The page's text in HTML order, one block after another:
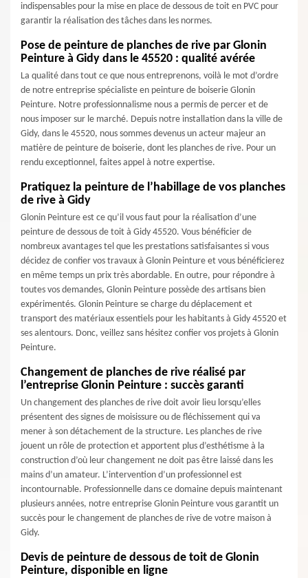
indispensables pour la mise en place de dessous de toit en PVC pour
garantir la réalisation des tâches dans les normes.
Pose de peinture de planches de rive par Glonin
Peinture à Gidy dans le 45520 : qualité avérée
La qualité dans tout ce que nous entreprenons, voilà le mot d’ordre
de notre entreprise spécialiste en peinture de boiserie Glonin
Peinture. Notre professionnalisme nous a permis de percer et de
nous imposer sur le marché. Depuis notre installation dans la ville de
Gidy, dans le 45520, nous sommes devenus un acteur majeur an
matière de peinture de boiserie, dont les planches de rive. Pour un
rendu exceptionnel, faites appel à notre expertise.
Pratiquez la peinture de l’habillage de vos planches
de rive à Gidy
Glonin Peinture est ce qu’il vous faut pour la réalisation d’une
peinture de dessous de toit à Gidy 45520. Vous bénéficier de
nombreux avantages tel que les prestations satisfaisantes si vous
décidez de confier vos travaux à Glonin Peinture et vous bénéficierez
en même temps un prix très abordable. En outre, pour répondre à
toutes vos demandes, Glonin Peinture possède des artisans bien
expérimentés. Glonin Peinture se charge du déplacement et
transport des matériaux essentiels pour les habitants à Gidy 45520 et
ses alentours. Donc, veillez sans hésitez confier vos projets à Glonin
Peinture.
Changement de planches de rive réalisé par
l’entreprise Glonin Peinture : succès garanti
Un changement des planches de rive doit avoir lieu lorsqu’elles
présentent des signes de moisissure ou de fléchissement qui va
mener à son détachement de la structure. Les planches de rive
jouent un rôle de protection et apportent plus d’esthétisme à la
construction d’où leur changement ne doit pas être laissé dans les
mains d’un amateur. L’intervention d’un professionnel est
incontournable. Professionnelle dans ce domaine depuis maintenant
plusieurs années, notre entreprise Glonin Peinture vous garantit un
succès pour le changement de planches de rive de votre maison à
Gidy.
Devis de peinture de dessous de toit de Glonin
Peinture, disponible en ligne